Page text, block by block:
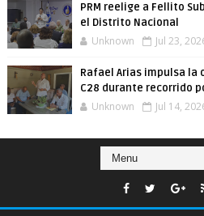
PRM reelige a Fellito
el Distrito Nacional
Unknown Jul 23,
Rafael Arias impulsa la
C28 durante recorrido
Unknown Jul 14,